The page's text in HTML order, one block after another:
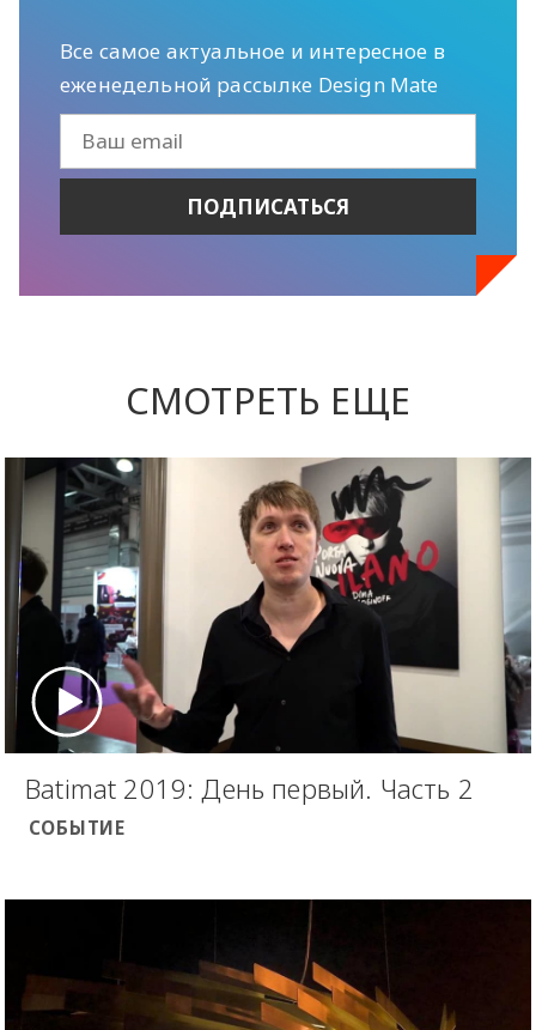
Все самое актуальное и интересное в
еженедельной рассылке Design Mate
СМОТРЕТЬ ЕЩЕ
Batimat 2019: День первый. Часть 2
СОБЫТИЕ